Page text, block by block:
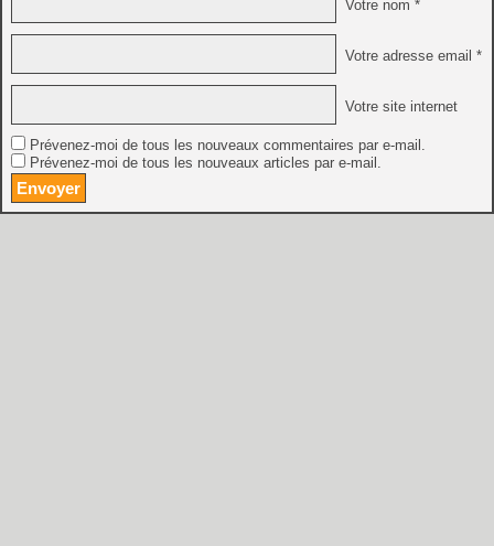
Votre nom *
Votre adresse email *
Votre site internet
Prévenez-moi de tous les nouveaux commentaires par e-mail.
Prévenez-moi de tous les nouveaux articles par e-mail.